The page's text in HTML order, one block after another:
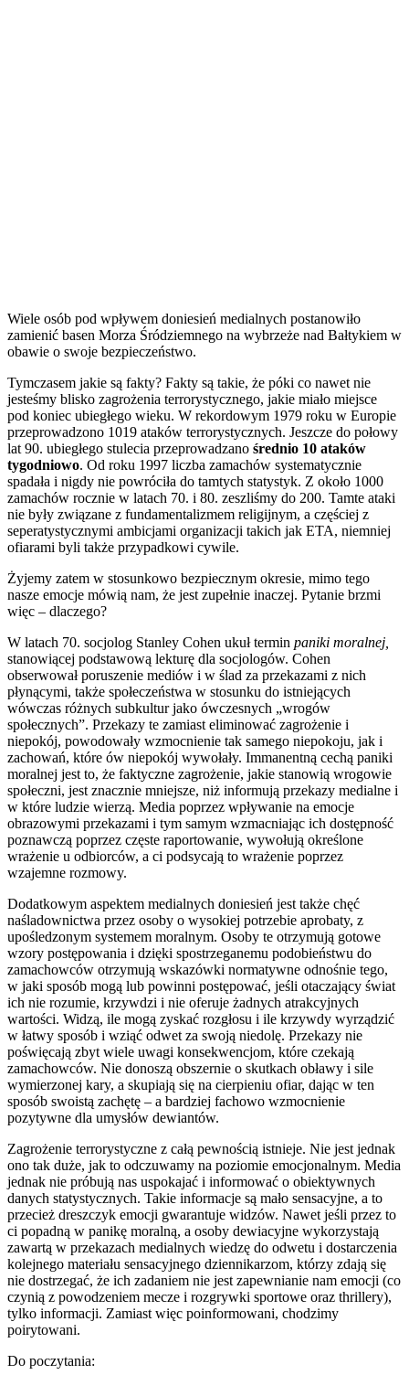
Wiele osób pod wpływem doniesień medialnych postanowiło
zamienić basen Morza Śródziemnego na wybrzeże nad Bałtykiem w
obawie o swoje bezpieczeństwo.
Tymczasem jakie są fakty? Fakty są takie, że póki co nawet nie
jesteśmy blisko zagrożenia terrorystycznego, jakie miało miejsce
pod koniec ubiegłego wieku. W rekordowym 1979 roku w Europie
przeprowadzono 1019 ataków terrorystycznych. Jeszcze do połowy
lat 90. ubiegłego stulecia przeprowadzano średnio 10 ataków
tygodniowo. Od roku 1997 liczba zamachów systematycznie
spadała i nigdy nie powróciła do tamtych statystyk. Z około 1000
zamachów rocznie w latach 70. i 80. zeszliśmy do 200. Tamte ataki
nie były związane z fundamentalizmem religijnym, a częściej z
seperatystycznymi ambicjami organizacji takich jak ETA, niemniej
ofiarami byli także przypadkowi cywile.
Żyjemy zatem w stosunkowo bezpiecznym okresie, mimo tego
nasze emocje mówią nam, że jest zupełnie inaczej. Pytanie brzmi
więc – dlaczego?
W latach 70. socjolog Stanley Cohen ukuł termin paniki moralnej,
stanowiącej podstawową lekturę dla socjologów. Cohen
obserwował poruszenie mediów i w ślad za przekazami z nich
płynącymi, także społeczeństwa w stosunku do istniejących
wówczas różnych subkultur jako ówczesnych „wrogów
społecznych”. Przekazy te zamiast eliminować zagrożenie i
niepokój, powodowały wzmocnienie tak samego niepokoju, jak i
zachowań, które ów niepokój wywołały. Immanentną cechą paniki
moralnej jest to, że faktyczne zagrożenie, jakie stanowią wrogowie
społeczni, jest znacznie mniejsze, niż informują przekazy medialne i
w które ludzie wierzą. Media poprzez wpływanie na emocje
obrazowymi przekazami i tym samym wzmacniając ich dostępność
poznawczą poprzez częste raportowanie, wywołują określone
wrażenie u odbiorców, a ci podsycają to wrażenie poprzez
wzajemne rozmowy.
Dodatkowym aspektem medialnych doniesień jest także chęć
naśladownictwa przez osoby o wysokiej potrzebie aprobaty, z
upośledzonym systemem moralnym. Osoby te otrzymują gotowe
wzory postępowania i dzięki spostrzeganemu podobieństwu do
zamachowców otrzymują wskazówki normatywne odnośnie tego,
w jaki sposób mogą lub powinni postępować, jeśli otaczający świat
ich nie rozumie, krzywdzi i nie oferuje żadnych atrakcyjnych
wartości. Widzą, ile mogą zyskać rozgłosu i ile krzywdy wyrządzić
w łatwy sposób i wziąć odwet za swoją niedolę. Przekazy nie
poświęcają zbyt wiele uwagi konsekwencjom, które czekają
zamachowców. Nie donoszą obszernie o skutkach obławy i sile
wymierzonej kary, a skupiają się na cierpieniu ofiar, dając w ten
sposób swoistą zachętę – a bardziej fachowo wzmocnienie
pozytywne dla umysłów dewiantów.
Zagrożenie terrorystyczne z całą pewnością istnieje. Nie jest jednak
ono tak duże, jak to odczuwamy na poziomie emocjonalnym. Media
jednak nie próbują nas uspokajać i informować o obiektywnych
danych statystycznych. Takie informacje są mało sensacyjne, a to
przecież dreszczyk emocji gwarantuje widzów. Nawet jeśli przez to
ci popadną w panikę moralną, a osoby dewiacyjne wykorzystają
zawartą w przekazach medialnych wiedzę do odwetu i dostarczenia
kolejnego materiału sensacyjnego dziennikarzom, którzy zdają się
nie dostrzegać, że ich zadaniem nie jest zapewnianie nam emocji (co
czynią z powodzeniem mecze i rozgrywki sportowe oraz thrillery),
tylko informacji. Zamiast więc poinformowani, chodzimy
poirytowani.
Do poczytania: